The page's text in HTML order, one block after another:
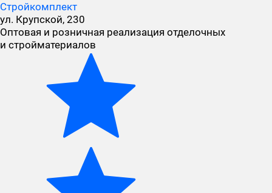
Стройкомплект
ул. Крупской, 230
Оптовая и розничная реализация отделочных
и стройматериалов